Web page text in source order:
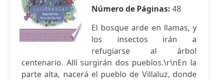
Número de Páginas: 48
El bosque arde en llamas, y
los insectos irán a
refugiarse al árbol
centenario. Allí surgirán dos pueblos.\r\nEn la
parte alta, nacerá el pueblo de Villaluz, donde